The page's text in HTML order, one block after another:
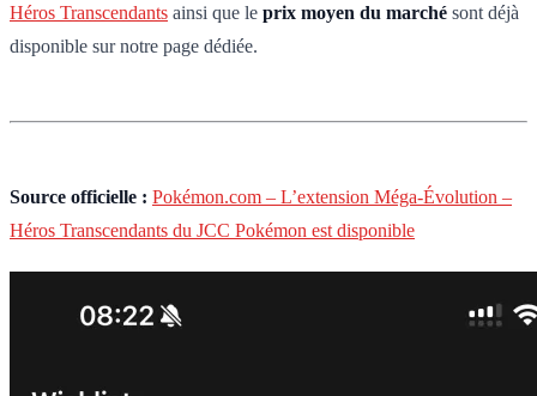
Héros Transcendants ainsi que le prix moyen du marché sont déjà
disponible sur notre page dédiée.
Source officielle : Pokémon.com – L’extension Méga-Évolution –
Héros Transcendants du JCC Pokémon est disponible